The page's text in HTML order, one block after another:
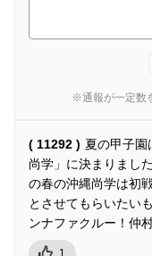
※通報が一定数
( 11292 ) 夏の甲子
尚学」に決まりまし
の春の沖縄尚学は初
とさせてもらいたい
ンナファクルー！仲